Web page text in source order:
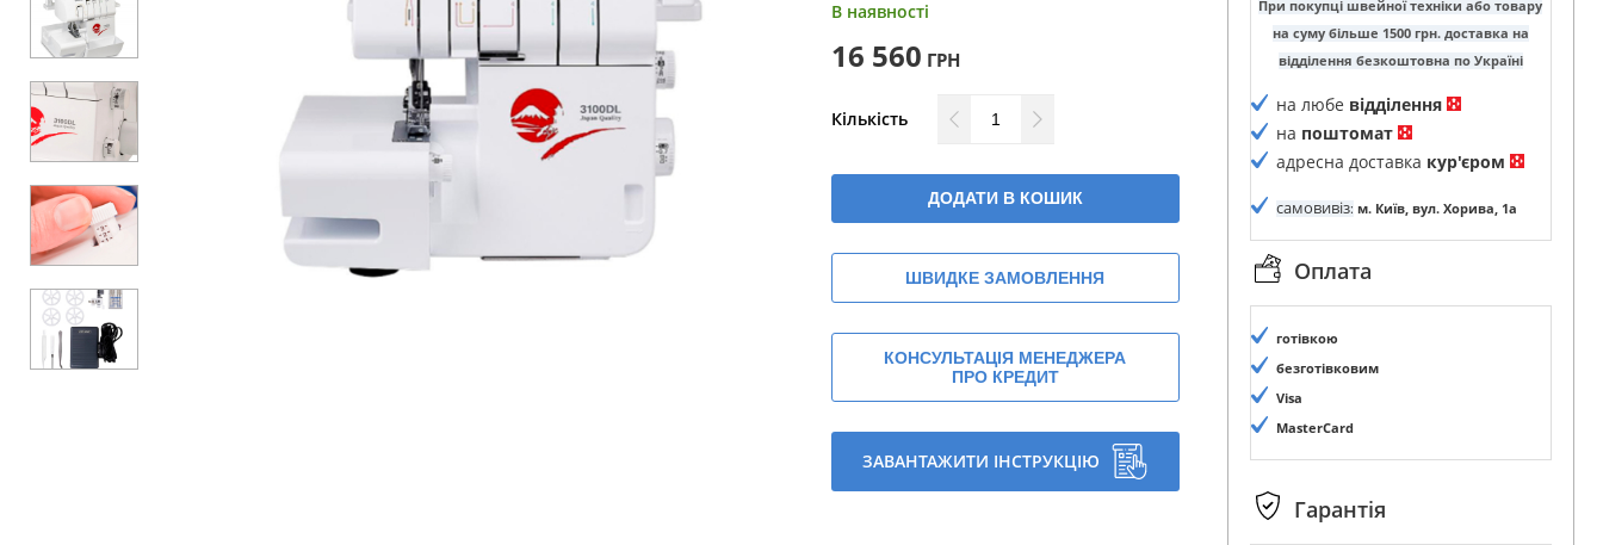
В'язальні машини
Аксесуари
Бренди
В наявності
16 560 ГРН
Кількість
ДОДАТИ В КОШИК
ШВИДКЕ ЗАМОВЛЕННЯ
КОНСУЛЬТАЦІЯ МЕНЕДЖЕРА
ПРО КРЕДИТ
ЗАВАНТАЖИТИ ІНСТРУКЦІЮ
При покупці швейної техніки або товару
на суму більше 1500 грн. доставка на
відділення безкоштовна по Україні
на любе відділення
на поштомат
адресна доставка кур'єром
самовивіз: м. Київ, вул. Хорива, 1а
Оплата
готівкою
безготівковим
Visa
MasterCard
Гарантія